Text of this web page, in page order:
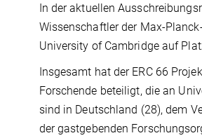
In der aktuellen
Wissenschaftler der Max-
University of Cambridge auf
Insgesamt hat der ERC 66
Forschende beteiligt, die an
sind in Deutschland (28), dem
der gastgebenden